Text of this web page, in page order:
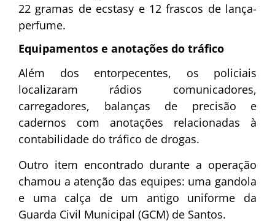
22 gramas de ecstasy e 12 frascos de lança-
perfume.
Equipamentos e anotações do tráfico
Além dos entorpecentes, os policiais
localizaram rádios comunicadores,
carregadores, balanças de precisão e
cadernos com anotações relacionadas à
contabilidade do tráfico de drogas.
Outro item encontrado durante a operação
chamou a atenção das equipes: uma gandola
e uma calça de um antigo uniforme da
Guarda Civil Municipal (GCM) de Santos.